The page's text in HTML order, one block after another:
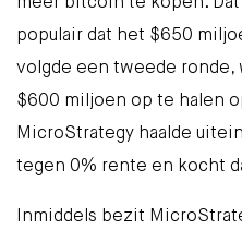
meer bitcoin te kopen.
populair dat het $650
volgde een tweede ronde,
$600 miljoen op te halen
MicroStrategy haalde
tegen 0% rente en kocht
Inmiddels bezit